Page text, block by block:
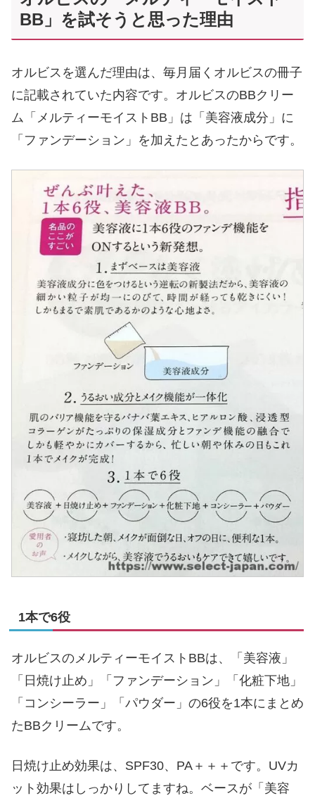
BB」を試そうと思った理由
オルビスを選んだ理由は、毎月届くオルビスの冊子
に記載されていた内容です。オルビスのBBクリー
ム「メルティーモイストBB」は「美容液成分」に
「ファンデーション」を加えたとあったからです。
1本で6役
オルビスのメルティーモイストBBは、「美容液」
「日焼け止め」「ファンデーション」「化粧下地」
「コンシーラー」「パウダー」の6役を1本にまとめ
たBBクリームです。
日焼け止め効果は、SPF30、PA＋＋＋です。UVカ
ット効果はしっかりしてますね。ベースが「美容